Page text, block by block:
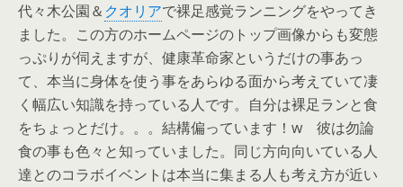
代々木公園＆ クオリアで裸足感覚ランニングをやってき
ました。この方のホームページのトップ画像からも変態
っぷりが伺えますが、健康革命家というだけの事あっ
て、本当に身体を使う事をあらゆる面から考えていて凄
く幅広い知識を持っている人です。自分は裸足ランと食
をちょっとだけ。。。結構偏っています！w 彼は勿論
食の事も色々と知っていました。同じ方向向いている人
達とのコラボイベントは本当に集まる人も考え方が近い